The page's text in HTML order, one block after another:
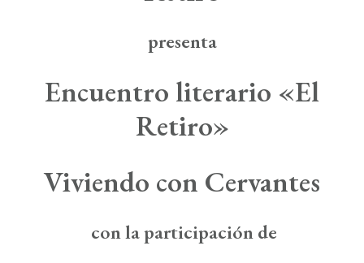
presenta
Encuentro literario «El
Retiro»
Viviendo con Cervantes
con la participación de